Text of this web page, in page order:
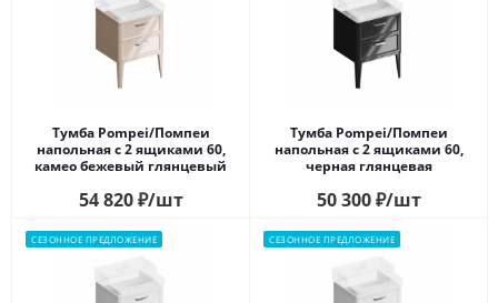
Тумба Pompei/Помпеи
напольная с 2 ящиками 60,
камео бежевый глянцевый
54 820₽/шт
Тумба Pompei/Помпеи
напольная с 2 ящиками 60,
черная глянцевая
50 300₽/шт
СЕЗОННОЕ ПРЕДЛОЖЕНИЕ СЕЗОННОЕ ПРЕДЛОЖЕНИЕ